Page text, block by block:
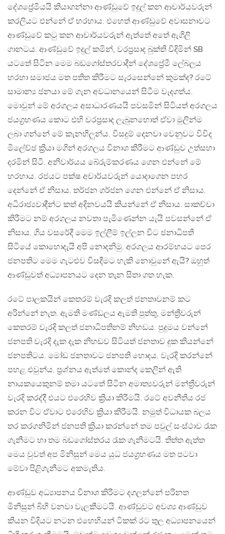
දේශප්‍රේමීයයි කියාගන්නා ආණ්ඩුවේ ඉදුල් කන ආචාර්යවරුන්
කරලියට එන්නේ ඒ හරහාය. එහෙත් ආණ්ඩුවේ අවාසනාවට
ආණ්ඩුවේ කටු කන ආචාර්යවරුන් ඇත්තේ අතේ ඇගිලි
ගානටය. ආණ්ඩුවේ ඉදුල් කමින්, වරප්‍රසාද බුක්ති විදිමින් SB
යටතේ සිටින මෙම බඩගෝස්තරවාදීන් දේශප්‍රේමී ලේබලය
හරහා සමාජය මත පතිත කිරීමට සැරසෙන්නේ කුමක්ද? රටේ
සාමාන්‍ය ජනයා මේ ගැන අවධානයෙන් සිටීම වැදගත්ය.
මොවුන් මේ අරගලය අසාධාරණයයි පවසමින් සිටියත් අරගලය
ජයග්‍රහණය කොට එහි වරප්‍රසාද ලැබුනහොත් ඒවා මුලින්ම
ලබා ගන්නේ මේ කැනහිලුන්ය. විසදුම් දෙනවා වෙනුවට විවිද
මිලේච්ඡ ක්‍රියා මගින් අරගලය විනාශ කිරීමට ආණ්ඩුව උත්සහා
දරමින් සිටී. අනිවාර්යය බේරුම්කරණය ගෙන එන්නේ මේ
හරහාය. රජයට පක්ෂ අචාර්යවරුන් යොදාගෙන පහර
දෙන්නේ ඒ නිසාය. තර්ජන ගර්ජන ගෙන එන්නේ ඒ නිසාය.
අධිරාජ්‍යවාදීන්ට කත් අදිනවයයි කියන්නේ ඒ නිසාය. සාකච්චා
කිරීමට නම් අරගලය නවතා පැමිණෙන්න යැයි පවසන්නේ ඒ
නිසාය. ගිය වසරේදී මෙම ඉල්ලීම් ඉල්ලන විට ජනාධිපති
සිටියේ කොහොදැයි අපි නොදනිමු. අරගලය ආරම්භයට පෙර
ජනපතිට මෙම ගැටළුව විසදීමට හැකි නොවුනේ ඇයි? ඔහුත්
ආණ්ඩුවත් අධ්‍යාපනයට දෙන තැන සිතා ගත හැක.
රටේ පාලකයින් කෙතරම් වැරදි කලත් ජනතාවනම් කට
අරින්නේ නැත. ඇමති මණ්ඩලය ඇමති පුත්තු, මන්ත්‍රීවරුන්
කෙතරම් වැරදි කලත් ජනාධිපතිනම් නිහඩය. පුදුමය වන්නේ
ජනපති වැරදි දැක දැක නිහඩව සිටියත් ජනතාව දුක කියන්නේ
ජනපතිටය. මෝඩ ජනතාවට ජනපති හොදය. වැරදි කරන්නේ
පහළ එවුන්ය. ප්‍රශ්නය ඇත්තේ කොන්ද කෙලින් ඇති
නායකයෙකුනම් තමා යටතේ සිටින අමාත්‍යවරුන් මන්ත්‍රීවරුන්
වැරදි කරද්දී එයට එරෙහිව ක්‍රියා කිරීමයි. රටේ අවනීතිය රජ
කරන විට ඒවාට එරෙහිව ක්‍රියා කිරීමයි. නමුත් විධායක බලය
තර කරගනිමින් ජනපති ක්‍රියා කරන්නේ තම පවුල් සංස්ථාව රැක
ගැනීමට හා තම බඩගෝස්තරය රැක ගැනීමටයි. තිත්ත ඇත්ත
මෙය වුවත් අප මිනිසුන් මෙය යුධ ජයග්‍රහණය මත පටවා
මේවා පිළිගැනීමට අකමැතිය.
ආණ්ඩුව අධ්‍යාපනය විනාශ කිරීමට දගලන්නේ පරිනත
මිනිසුන් බිහි වනවා වැලකීමටයි. ආණ්ඩුවට අවශ්‍ය ආණ්ඩුව
කියන විදියට නටන එහෙහියන් ටිකක් රට තුල අධ්‍යාපනයෙන්